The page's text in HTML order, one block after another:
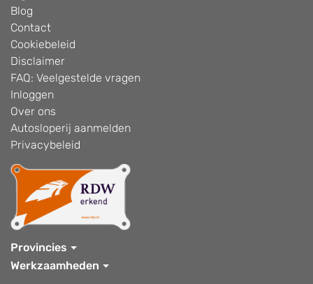
Blog
Contact
Cookiebeleid
Disclaimer
FAQ: Veelgestelde vragen
Inloggen
Over ons
Autosloperij aanmelden
Privacybeleid
Provincies
Werkzaamheden